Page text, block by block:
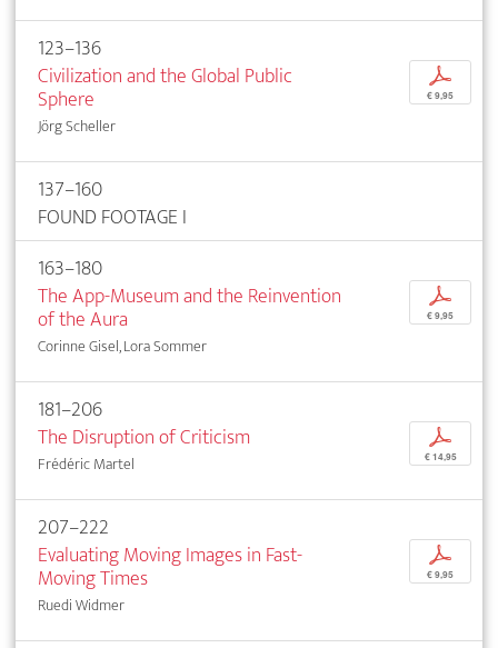
123–136
Civilization and the Global Public
Sphere
Jörg Scheller
p
€ 9,95
137–160
FOUND FOOTAGE I
163–180
The App-Museum and the Reinvention
of the Aura
Corinne Gisel, Lora Sommer
p
€ 9,95
181–206
The Disruption of Criticism
Frédéric Martel
p
€ 14,95
207–222
Evaluating Moving Images in Fast-
Moving Times
Ruedi Widmer
p
€ 9,95